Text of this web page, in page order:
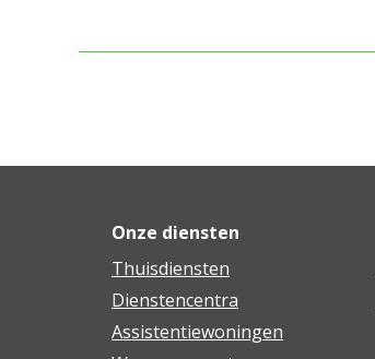
Onze diensten
Thuisdiensten
Dienstencentra
Assistentiewoningen